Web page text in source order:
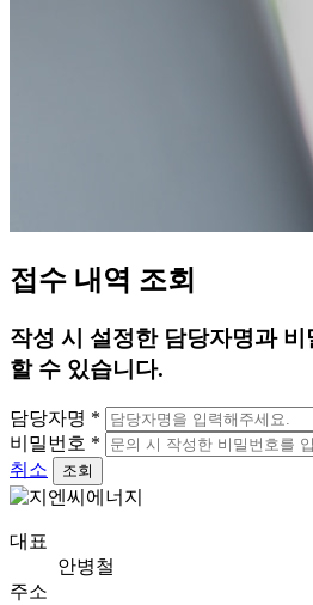
접수 내역 조회
작성 시 설정한 담당자명과
할 수 있습니다.
담당자명 *
비밀번호 *
취소
조회
대표
안병철
주소